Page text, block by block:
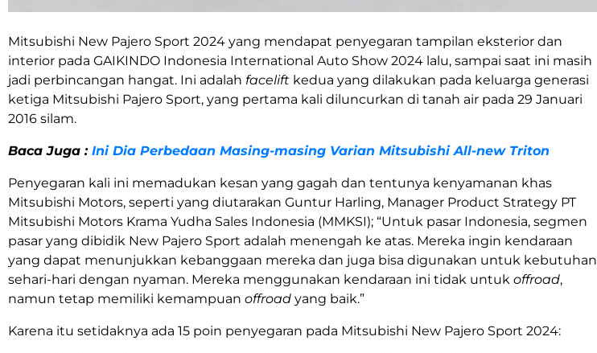
Mitsubishi New Pajero Sport 2024 yang mendapat penyegaran tampilan eksterior dan
interior pada GAIKINDO Indonesia International Auto Show 2024 lalu, sampai saat ini masih
jadi perbincangan hangat. Ini adalah facelift kedua yang dilakukan pada keluarga generasi
ketiga Mitsubishi Pajero Sport, yang pertama kali diluncurkan di tanah air pada 29 Januari
2016 silam.
Baca Juga : Ini Dia Perbedaan Masing-masing Varian Mitsubishi All-new Triton
Penyegaran kali ini memadukan kesan yang gagah dan tentunya kenyamanan khas
Mitsubishi Motors, seperti yang diutarakan Guntur Harling, Manager Product Strategy PT
Mitsubishi Motors Krama Yudha Sales Indonesia (MMKSI); “Untuk pasar Indonesia, segmen
pasar yang dibidik New Pajero Sport adalah menengah ke atas. Mereka ingin kendaraan
yang dapat menunjukkan kebanggaan mereka dan juga bisa digunakan untuk kebutuhan
sehari-hari dengan nyaman. Mereka menggunakan kendaraan ini tidak untuk offroad,
namun tetap memiliki kemampuan offroad yang baik.”
Karena itu setidaknya ada 15 poin penyegaran pada Mitsubishi New Pajero Sport 2024: